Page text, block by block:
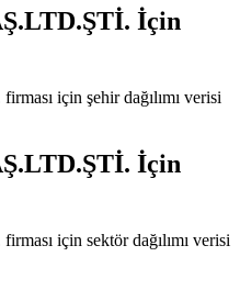
İçin
firması için şehir dağılımı verisi
İçin
firması için sektör dağılımı verisi